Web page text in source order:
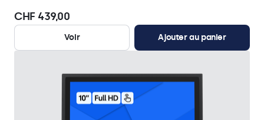
CHF 439,00
Voir Ajouter au panier